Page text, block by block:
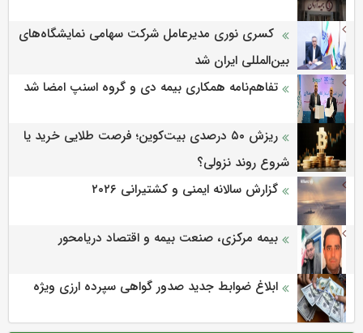
کسری نوری مدیرعامل شرکت سهامی نمایشگاه‌های
بین‌المللی ایران شد
تفاهم‌نامه همکاری بیمه دی و گروه اسنپ امضا شد
ریزش ۵۰ درصدی بیت‌کوین؛ فرصت طلایی خرید یا
شروع روند نزولی؟
گزارش سالانه ایمنی و كشتیرانی ۲۰۲۶
بیمه مرکزی، صنعت بیمه و اقتصاد دریامحور
ابلاغ ضوابط جدید صدور گواهی سپرده ارزی ویژه